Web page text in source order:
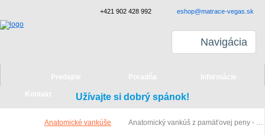
Užívajte si dobrý spánok!
Anatomické vankúše Anatomický vankúš z pamäťovej peny - model 14
+421 902 428 992 eshop@matrace-vegas.sk
Navigácia
Predajne Poradňa Informácie
Kontakt